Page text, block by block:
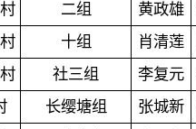
二组 黄政雄
十组 肖清莲
社三组 李复元
长缨塘组 张城新